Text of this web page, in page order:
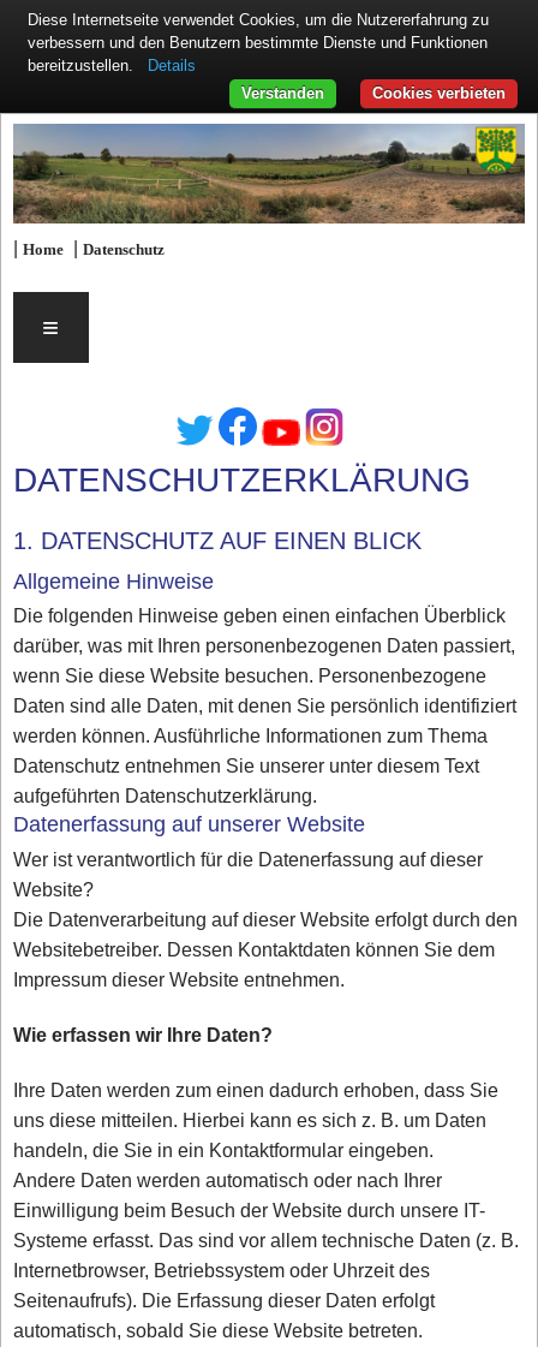
|Home |Datenschutz
≡
DATENSCHUTZERKLÄRUNG
1. DATENSCHUTZ AUF EINEN BLICK
Allgemeine Hinweise
Die folgenden Hinweise geben einen einfachen Überblick
darüber, was mit Ihren personenbezogenen Daten passiert,
wenn Sie diese Website besuchen. Personenbezogene
Daten sind alle Daten, mit denen Sie persönlich identifiziert
werden können. Ausführliche Informationen zum Thema
Datenschutz entnehmen Sie unserer unter diesem Text
aufgeführten Datenschutzerklärung.
Datenerfassung auf unserer Website
Wer ist verantwortlich für die Datenerfassung auf dieser
Website?
Die Datenverarbeitung auf dieser Website erfolgt durch den
Websitebetreiber. Dessen Kontaktdaten können Sie dem
Impressum dieser Website entnehmen.
Wie erfassen wir Ihre Daten?
Ihre Daten werden zum einen dadurch erhoben, dass Sie
uns diese mitteilen. Hierbei kann es sich z. B. um Daten
handeln, die Sie in ein Kontaktformular eingeben.
Andere Daten werden automatisch oder nach Ihrer
Einwilligung beim Besuch der Website durch unsere IT-
Systeme erfasst. Das sind vor allem technische Daten (z. B.
Internetbrowser, Betriebssystem oder Uhrzeit des
Seitenaufrufs). Die Erfassung dieser Daten erfolgt
automatisch, sobald Sie diese Website betreten.
Diese Internetseite verwendet Cookies, um die Nutzererfahrung zu
verbessern und den Benutzern bestimmte Dienste und Funktionen
bereitzustellen.
Details
Cookies verbieten
Verstanden